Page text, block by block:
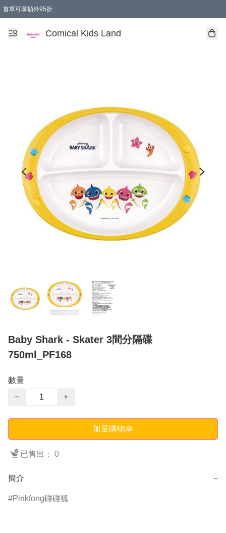
首單可享額外95折
Comical Kids Land
Baby Shark - Skater 3間分隔碟
750ml_PF168
數量
−
+
加至購物車
已售出： 0
簡介 −
Pinkfong碰碰狐